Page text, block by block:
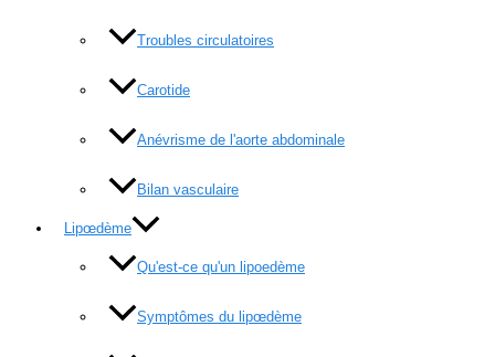
Troubles circulatoires
Carotide
Anévrisme de l'aorte abdominale
Bilan vasculaire
Lipœdème
Qu'est-ce qu'un lipoedème
Symptômes du lipœdème